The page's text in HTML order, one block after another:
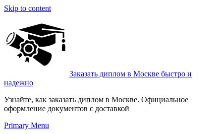
Skip to content
Заказать диплом в Москве быстро и
надежно
Узнайте, как заказать диплом в Москве. Официальное
оформление документов с доставкой
Primary Menu